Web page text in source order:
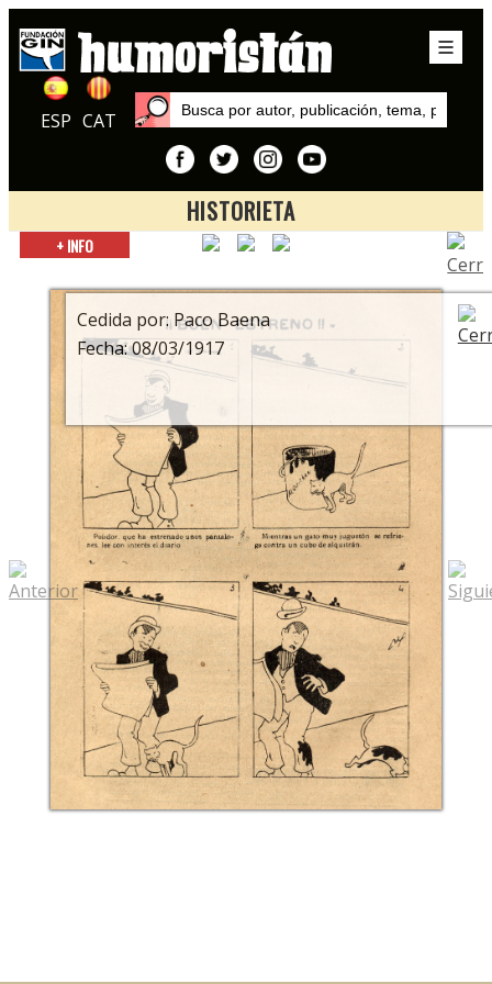
ESP CAT
HISTORIETA
Inicio
Los tebeos de cine
+ INFO
Cedida por: Paco Baena
Fecha: 08/03/1917